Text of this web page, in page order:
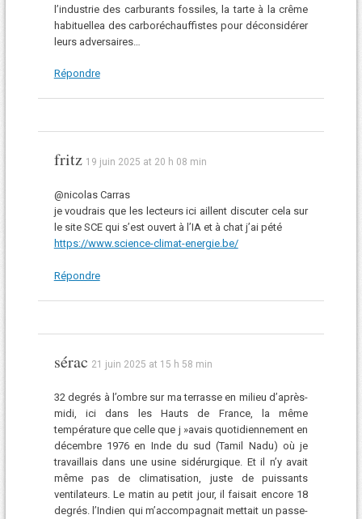
l’industrie des carburants fossiles, la tarte à la crême
habituellea des carboréchauffistes pour déconsidérer
leurs adversaires…
Répondre
fritz 19 juin 2025 at 20 h 08 min
@nicolas Carras
je voudrais que les lecteurs ici aillent discuter cela sur
le site SCE qui s’est ouvert à l’IA et à chat j’ai pété
https://www.science-climat-energie.be/
Répondre
sérac 21 juin 2025 at 15 h 58 min
32 degrés à l’ombre sur ma terrasse en milieu d’après-
midi, ici dans les Hauts de France, la même
température que celle que j »avais quotidiennement en
décembre 1976 en Inde du sud (Tamil Nadu) où je
travaillais dans une usine sidérurgique. Et il n’y avait
même pas de climatisation, juste de puissants
ventilateurs. Le matin au petit jour, il faisait encore 18
degrés. l’Indien qui m’accompagnait mettait un passe-